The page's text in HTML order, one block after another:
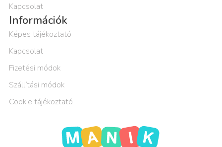
Kapcsolat
Információk
Képes tájékoztató
Kapcsolat
Fizetési módok
Szállítási módok
Cookie tájékoztató